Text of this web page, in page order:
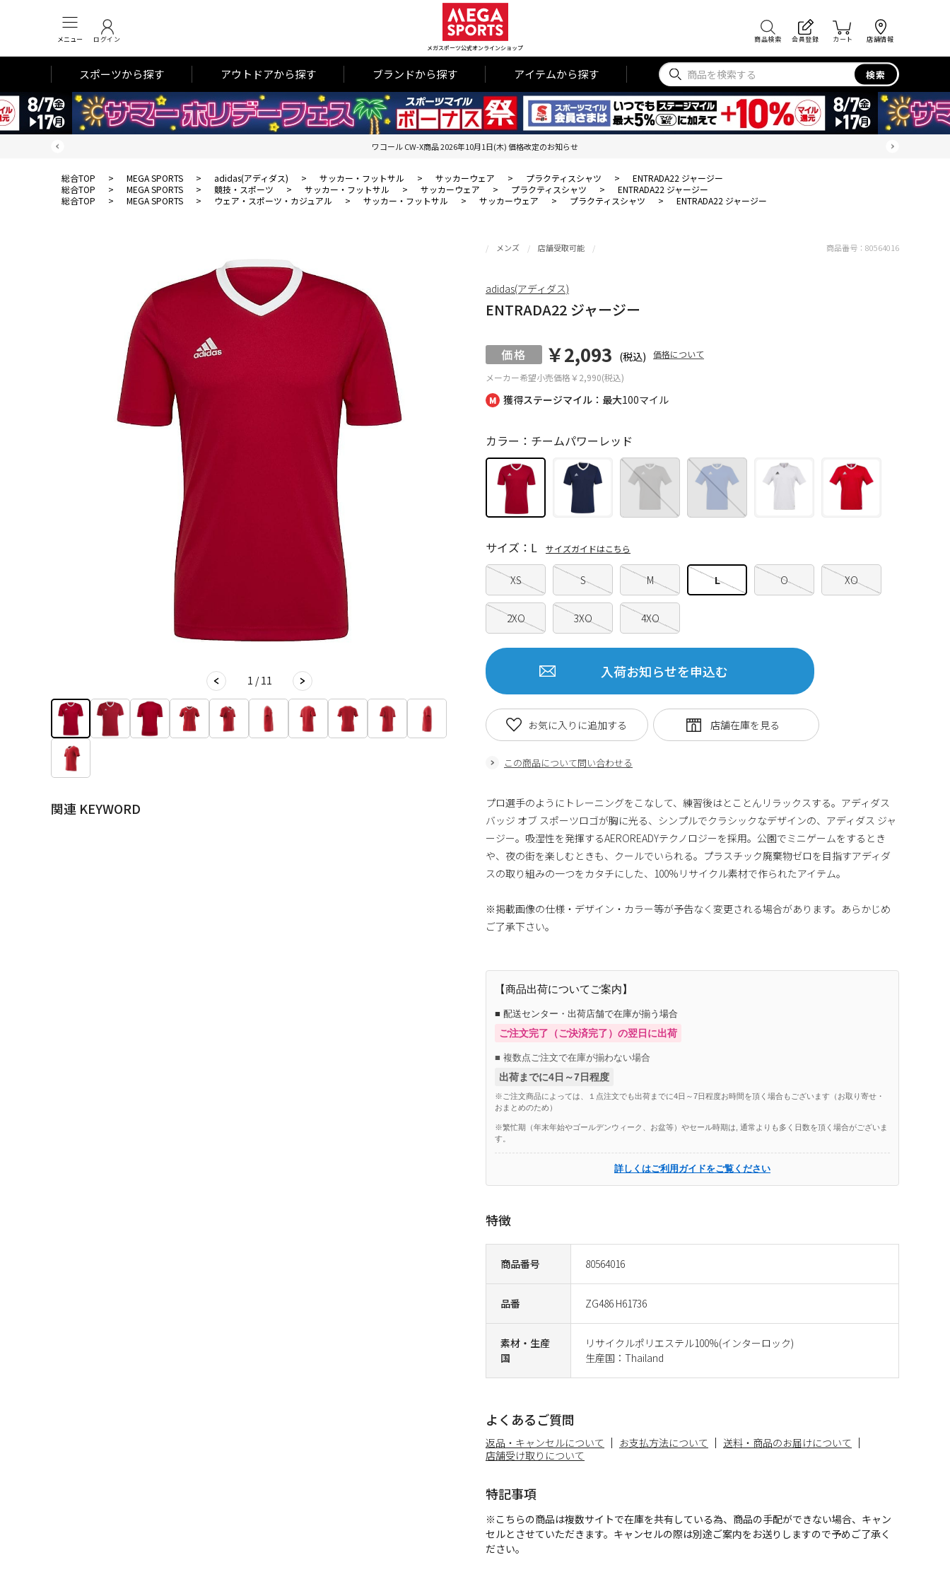
メニュー ログイン
メガスポーツ公式オンラインショップ
商品検索 会員登録 カート 店舗情報
スポーツから探す アウトドアから探す ブランドから探す アイテムから探す 検索
ワコール CW-X商品 2026年10月1日(木) 価格改定のお知らせ
総合TOP > MEGA SPORTS > adidas(アディダス) > サッカー・フットサル > サッカーウェア > プラクティスシャツ >
ENTRADA22 ジャージー
総合TOP
> MEGA SPORTS > 競技・スポーツ > サッカー・フットサル > サッカーウェア > プラクティスシャツ >
ENTRADA22 ジャージー
総合TOP
> MEGA SPORTS > ウェア・スポーツ・カジュアル > サッカー・フットサル > サッカーウェア > プラクティスシャツ > ENTRADA22 ジャージー
1 / 11
関連 KEYWORD
獲得ステージマイル：最大100マイル
メンズ 店舗受取可能
ENTRADA22 ジャージー
メーカー希望小売価格￥2,990(税込)
￥2,093 (税込) 価格について
商品番号 80564016
品番 ZG486 H61736
素材・生産
国
リサイクルポリエステル100%(インターロック)
生産国：Thailand
カラー：チームパワーレッド
XS S M L O XO
2XO 3XO 4XO
サイズ：L サイズガイドはこちら
入荷お知らせを申込む
この商品について問い合わせる
お気に入りに追加する
商品番号： 80564016
adidas(アディダス)
プロ選手のようにトレーニングをこなして、練習後はとことんリラックスする。アディダス
バッジ オブ スポーツロゴが胸に光る、シンプルでクラシックなデザインの、アディダス ジャ
ージー。吸湿性を発揮するAEROREADYテクノロジーを採用。公園でミニゲームをするとき
や、夜の街を楽しむときも、クールでいられる。プラスチック廃棄物ゼロを目指すアディダ
スの取り組みの一つをカタチにした、100%リサイクル素材で作られたアイテム。
※掲載画像の仕様・デザイン・カラー等が予告なく変更される場合があります。あらかじめ
ご了承下さい。
【商品出荷についてご案内】
■ 配送センター・出荷店舗で在庫が揃う場合
ご注文完了（ご決済完了）の翌日に出荷
■ 複数点ご注文で在庫が揃わない場合
出荷までに4日～7日程度
※ご注文商品によっては、１点注文でも出荷までに4日～7日程度お時間を頂く場合もございます（お取り寄せ・
おまとめのため）
※繁忙期（年末年始やゴールデンウィーク、お盆等）やセール時期は, 通常よりも多く日数を頂く場合がございま
す。
詳しくはご利用ガイドをご覧ください
特徴
よくあるご質問
返品・キャンセルについて お支払方法について
送料・商品のお届けについて
店舗受け取りについて
特記事項
※こちらの商品は複数サイトで在庫を共有している為、商品の手配ができない場合、キャン
セルとさせていただきます。キャンセルの際は別途ご案内をお送りしますので予めご了承く
ださい。